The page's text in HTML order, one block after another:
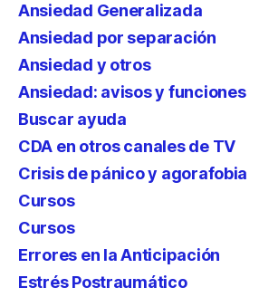
Ansiedad Generalizada
Ansiedad por separación
Ansiedad y otros
Ansiedad: avisos y funciones
Buscar ayuda
CDA en otros canales de TV
Crisis de pánico y agorafobia
Cursos
Cursos
Errores en la Anticipación
Estrés Postraumático